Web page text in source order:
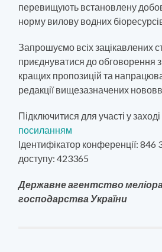
перевищують встановлену
норму вилову водних
Запрошуємо всіх зацікавлених
приєднуватися до обговорення
кращих пропозицій та
редакції вищезазначених
Підключитися для участі у
посиланням
Ідентифікатор конференції: 846
доступу: 423365
Державне агентство
господарства України